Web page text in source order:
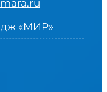
«МИР»